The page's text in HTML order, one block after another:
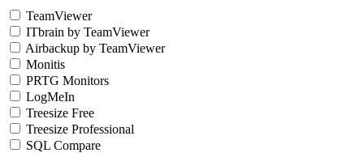
TeamViewer
ITbrain by TeamViewer
Airbackup by TeamViewer
Monitis
PRTG Monitors
LogMeIn
Treesize Free
Treesize Professional
SQL Compare